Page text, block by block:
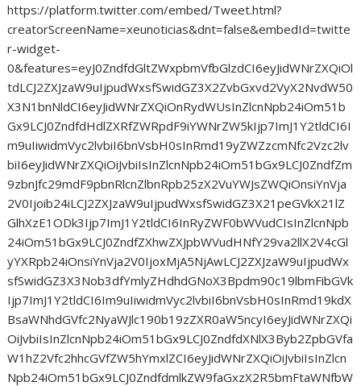
https://platform.twitter.com/embed/Tweet.html?
creatorScreenName=xeunoticias&dnt=false&embedId=twitte
r-widget-
0&features=eyJ0ZndfdGltZWxpbmVfbGlzdCI6eyJidWNrZXQiOl
tdLCJ2ZXJzaW9uIjpudWxsfSwidGZ3X2ZvbGxvd2VyX2NvdW50
X3N1bnNldCI6eyJidWNrZXQiOnRydWUsInZlcnNpb24iOm51b
Gx9LCJ0ZndfdHdlZXRfZWRpdF9iYWNrZW5kIjp7ImJ1Y2tldCI6I
m9uIiwidmVyc2lvbiI6bnVsbH0sInRmd19yZWZzcmNfc2Vzc2lv
biI6eyJidWNrZXQiOiJvbiIsInZlcnNpb24iOm51bGx9LCJ0ZndfZm
9zbnJfc29mdF9pbnRlcnZlbnRpb25zX2VuYWJsZWQiOnsiYnVja
2V0Ijoib24iLCJ2ZXJzaW9uIjpudWxsfSwidGZ3X21peGVkX21lZ
GlhXzE1ODk3Ijp7ImJ1Y2tldCI6InRyZWF0bWVudCIsInZlcnNpb
24iOm51bGx9LCJ0ZndfZXhwZXJpbWVudHNfY29va2llX2V4cGl
yYXRpb24iOnsiYnVja2V0IjoxMjA5NjAwLCJ2ZXJzaW9uIjpudWx
sfSwidGZ3X3Nob3dfYmlyZHdhdGNoX3Bpdm90c19lbmFibGVk
Ijp7ImJ1Y2tldCI6Im9uIiwidmVyc2lvbiI6bnVsbH0sInRmd19kdX
BsaWNhdGVfc2NyaWJlc190b19zZXR0aW5ncyI6eyJidWNrZXQi
OiJvbiIsInZlcnNpb24iOm51bGx9LCJ0ZndfdXNlX3Byb2ZpbGVfa
W1hZ2Vfc2hhcGVfZW5hYmxlZCI6eyJidWNrZXQiOiJvbiIsInZlcn
Npb24iOm51bGx9LCJ0ZndfdmlkZW9faGxzX2R5bmFtaWNfbW